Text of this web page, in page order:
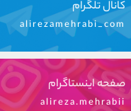
کانال تلگرام
alirezamehrabi_com
صفحه اینستاگرام
alireza.mehrabii